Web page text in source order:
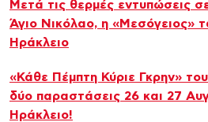
Μετά τις θερμές εντυπώσεις
Άγιο Νικόλαο, η «Μεσόγειος»
Ηράκλειο
«Κάθε Πέμπτη Κύριε Γκρην»
δύο παραστάσεις 26 και 27
Ηράκλειο!